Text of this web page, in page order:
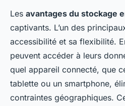
Les avantages du stockage
captivants. L’un des
accessibilité et sa flexibilité.
peuvent accéder à leurs
quel appareil connecté, que
tablette ou un smartphone,
contraintes géographiques.